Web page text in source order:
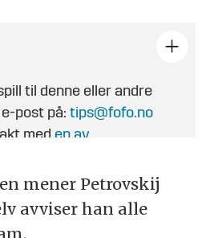
til denne eller andre
e-post på:tips@fofo.no
med en av
mener Petrovskij
avviser han alle